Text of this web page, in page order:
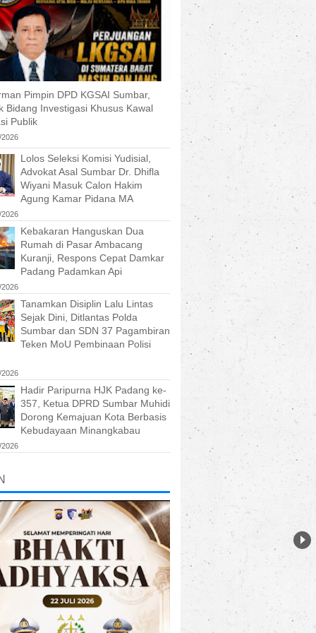
Pimpin DPD KGSAI Sumbar,
Bidang Investigasi Khusus Kawal
Publik
Lolos Seleksi Komisi Yudisial,
Advokat Asal Sumbar Dr. Dhifla
Wiyani Masuk Calon Hakim
Agung Kamar Pidana MA
Kebakaran Hanguskan Dua
Rumah di Pasar Ambacang
Kuranji, Respons Cepat Damkar
Padang Padamkan Api
Tanamkan Disiplin Lalu Lintas
Sejak Dini, Ditlantas Polda
Sumbar dan SDN 37 Pagambiran
Teken MoU Pembinaan Polisi
Hadir Paripurna HJK Padang ke-
357, Ketua DPRD Sumbar Muhidi
Dorong Kemajuan Kota Berbasis
Kebudayaan Minangkabau